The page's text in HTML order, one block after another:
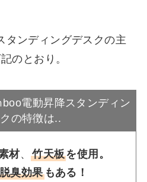
タンディングデスクの主
のとおり。
電動昇降スタンディン
の特徴は..
材、竹天板を使用。
脱臭効果もある！